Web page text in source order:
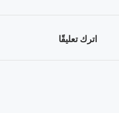
اترك تعليقًا